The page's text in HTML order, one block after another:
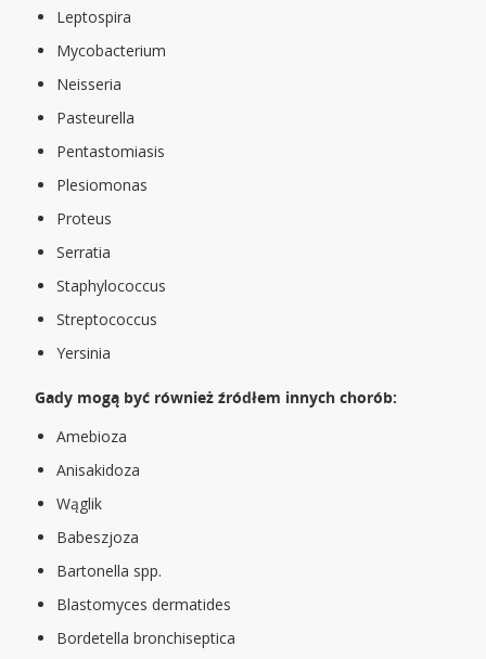
Leptospira
Mycobacterium
Neisseria
Pasteurella
Pentastomiasis
Plesiomonas
Proteus
Serratia
Staphylococcus
Streptococcus
Yersinia
Gady mogą być również źródłem innych chorób:
Amebioza
Anisakidoza
Wąglik
Babeszjoza
Bartonella spp.
Blastomyces dermatides
Bordetella bronchiseptica